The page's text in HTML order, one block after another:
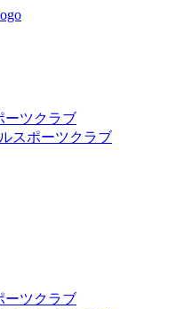
ーツクラブ
スポーツクラブ
ーツクラブ